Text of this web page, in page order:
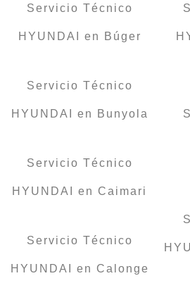
Servicio Técnico
HYUNDAI en Búger
Servicio Técnico
HYUNDAI en Bunyola
Servicio Técnico
HYUNDAI en Caimari
Servicio Técnico
HYUNDAI en Calonge